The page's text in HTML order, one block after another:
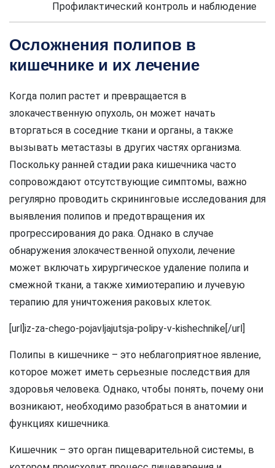
Профилактический контроль и наблюдение
Осложнения полипов в
кишечнике и их лечение
Когда полип растет и превращается в
злокачественную опухоль, он может начать
вторгаться в соседние ткани и органы, а также
вызывать метастазы в других частях организма.
Поскольку ранней стадии рака кишечника часто
сопровождают отсутствующие симптомы, важно
регулярно проводить скрининговые исследования для
выявления полипов и предотвращения их
прогрессирования до рака. Однако в случае
обнаружения злокачественной опухоли, лечение
может включать хирургическое удаление полипа и
смежной ткани, а также химиотерапию и лучевую
терапию для уничтожения раковых клеток.
[url]iz-za-chego-pojavljajutsja-polipy-v-kishechnike[/url]
Полипы в кишечнике – это неблагоприятное явление,
которое может иметь серьезные последствия для
здоровья человека. Однако, чтобы понять, почему они
возникают, необходимо разобраться в анатомии и
функциях кишечника.
Кишечник – это орган пищеварительной системы, в